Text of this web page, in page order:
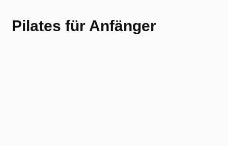
Pilates für Anfänger